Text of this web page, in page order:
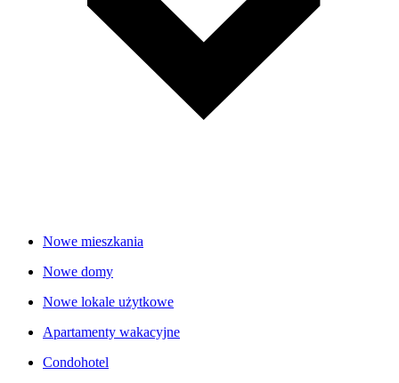
Nowe mieszkania
Nowe domy
Nowe lokale użytkowe
Apartamenty wakacyjne
Condohotel